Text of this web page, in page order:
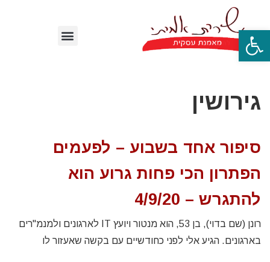
פתח סרגל נגישות
גירושין
סיפור אחד בשבוע – לפעמים
הפתרון הכי פחות גרוע הוא
להתגרש – 4/9/20
רונן (שם בדוי), בן 53, הוא מנטור ויועץ IT לארגונים ולמנמ"רים
בארגונים. הגיע אלי לפני כחודשיים עם בקשה שאעזור לו